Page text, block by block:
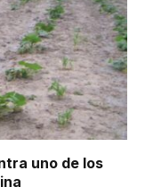
uno de los